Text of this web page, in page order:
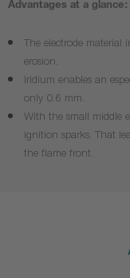
Advantages at a glance:
The electrode material
erosion.
Iridium enables an
only 0.6 mm.
With the small middle
ignition sparks. That
the flame front.